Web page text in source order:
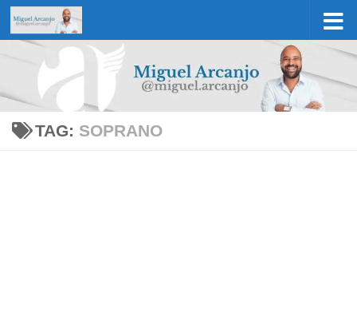
Skip to content
TAG: SOPRANO